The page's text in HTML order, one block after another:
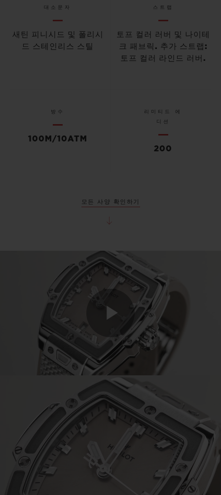
대소문자
새틴 피니시드 및 폴리시
드 스테인리스 스틸
스트랩
토프 컬러 러버 및 나이테
크 패브릭. 추가 스트랩:
토프 컬러 라인드 러버.
방수
100M/10ATM
리미티드 에
디션
200
모든 사양 확인하기
Play
Video